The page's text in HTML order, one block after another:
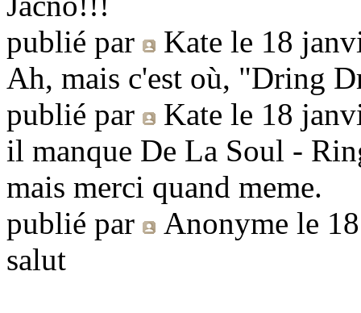
publié par
Kate le 18
Ah, mais c'est où, "Dring
publié par
Kate le 18
il manque De La Soul -
mais merci quand meme.
publié par
Anonyme le
salut